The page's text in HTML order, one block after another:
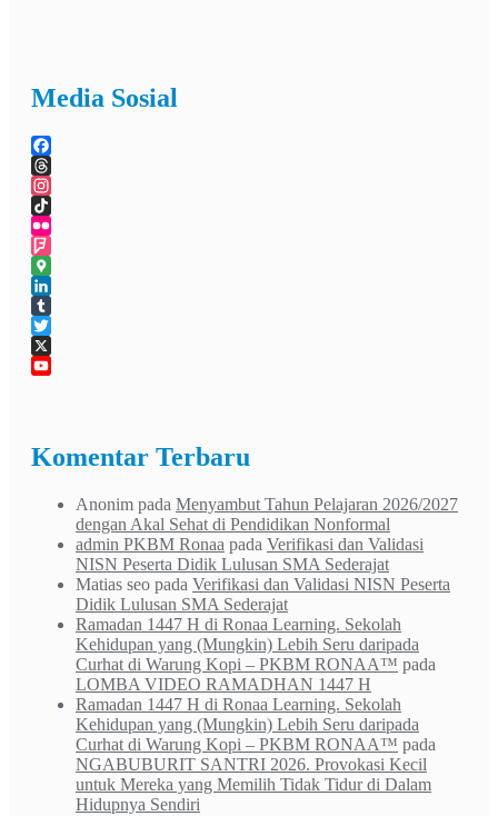
Media Sosial
Facebook
Threads
Instagram
TikTok
Flickr
Foursquare
Google
Maps
LinkedIn
Tumblr
Twitter
X
Komentar Terbaru
Anonim pada Menyambut Tahun Pelajaran 2026/2027
dengan Akal Sehat di Pendidikan Nonformal
admin PKBM Ronaa pada Verifikasi dan Validasi
NISN Peserta Didik Lulusan SMA Sederajat
Matias seo pada Verifikasi dan Validasi NISN Peserta
Didik Lulusan SMA Sederajat
Ramadan 1447 H di Ronaa Learning. Sekolah
Kehidupan yang (Mungkin) Lebih Seru daripada
Curhat di Warung Kopi – PKBM RONAA™ pada
LOMBA VIDEO RAMADHAN 1447 H
Ramadan 1447 H di Ronaa Learning. Sekolah
Kehidupan yang (Mungkin) Lebih Seru daripada
Curhat di Warung Kopi – PKBM RONAA™ pada
NGABUBURIT SANTRI 2026. Provokasi Kecil
untuk Mereka yang Memilih Tidak Tidur di Dalam
Hidupnya Sendiri